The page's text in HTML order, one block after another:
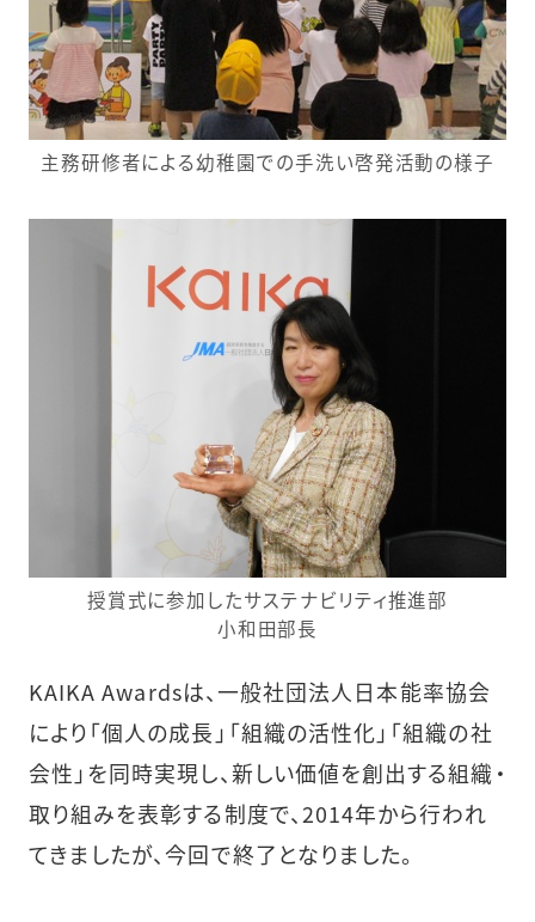
主務研修者による幼稚園での手洗い啓発活動の様子
授賞式に参加したサステナビリティ推進部
小和田部長
KAIKA Awardsは、一般社団法人日本能率協会
により「個人の成長」「組織の活性化」「組織の社
会性」を同時実現し、新しい価値を創出する組織・
取り組みを表彰する制度で、2014年から行われ
てきましたが、今回で終了となりました。